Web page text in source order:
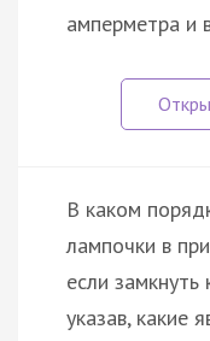
амперметра и
В каком
лампочки в
если
указав, какие